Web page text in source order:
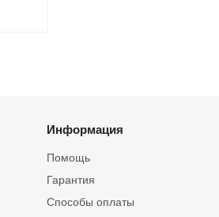
Информация
Помощь
Гарантия
Способы оплаты